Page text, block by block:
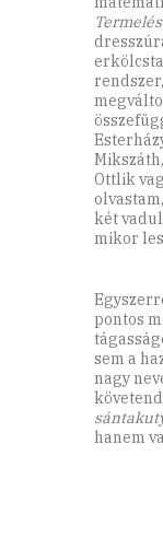
Ottlik
két
mikor
pontos
sem a
nagy
hanem